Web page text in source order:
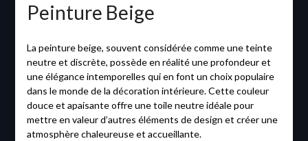
Peinture Beige
La peinture beige, souvent considérée comme une teinte
neutre et discrète, possède en réalité une profondeur et
une élégance intemporelles qui en font un choix populaire
dans le monde de la décoration intérieure. Cette couleur
douce et apaisante offre une toile neutre idéale pour
mettre en valeur d’autres éléments de design et créer une
atmosphère chaleureuse et accueillante.